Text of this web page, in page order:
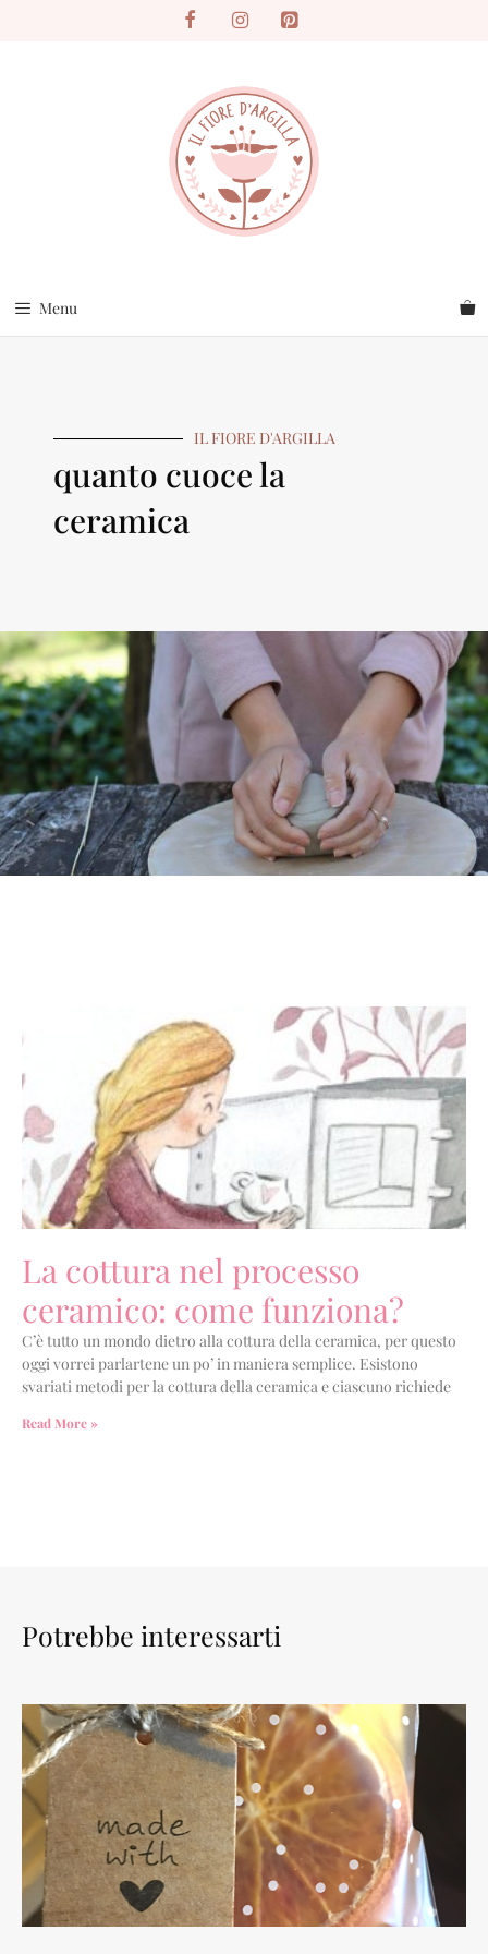
Menu
IL FIORE D'ARGILLA
quanto cuoce la
ceramica
La cottura nel processo
ceramico: come funziona?
C’è tutto un mondo dietro alla cottura della ceramica, per questo
oggi vorrei parlartene un po’ in maniera semplice. Esistono
svariati metodi per la cottura della ceramica e ciascuno richiede
Read More »
Potrebbe interessarti